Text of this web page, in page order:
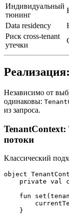
Индивидуальный
тюнинг
Data residency
Риск cross-tenant
утечки
Независимо от
одинаковы:
из запроса.
потоки
Классический
object
private val
fun
    }